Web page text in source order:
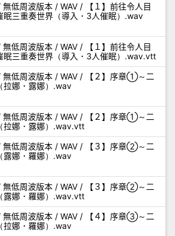
低周波版本 / WAV / 【１】前往令人目
眠三重奏世界（導入・3人催眠）.wav
低周波版本 / WAV / 【１】前往令人目
眠三重奏世界（導入・3人催眠）.wav.vtt
無低周波版本 / WAV / 【２】序章①～二
拉娜・露娜）.wav
無低周波版本 / WAV / 【２】序章①～二
拉娜・露娜）.wav.vtt
無低周波版本 / WAV / 【３】序章②～二
露娜・羅娜）.wav
無低周波版本 / WAV / 【３】序章②～二
露娜・羅娜）.wav.vtt
無低周波版本 / WAV / 【４】序章③～二
拉娜・羅娜）.wav